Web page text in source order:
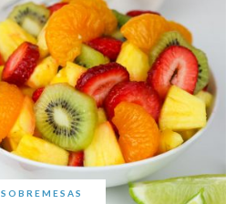
SOBREMESAS